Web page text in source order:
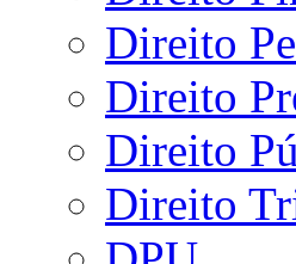
Direito
Direito
Direito
Direito